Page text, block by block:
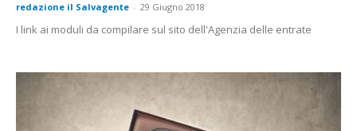
redazione il Salvagente - 29 Giugno 2018
I link ai moduli da compilare sul sito dell'Agenzia delle entrate